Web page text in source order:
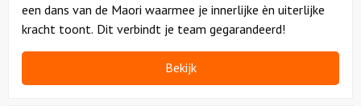
een dans van de Maori waarmee je innerlijke èn uiterlijke
kracht toont. Dit verbindt je team gegarandeerd!
Bekijk